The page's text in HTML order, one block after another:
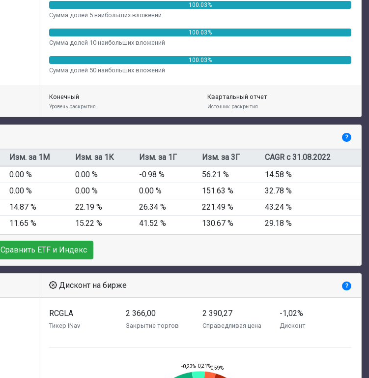
100.03%
Сумма долей 5 наибольших вложений
100.03%
Сумма долей 10 наибольших вложений
100.03%
Сумма долей 50 наибольших вложений
Конечный
Уровень раскрытия
Квартальный отчет
Источник раскрытия
?
Изм. за 1M Изм. за 1К Изм. за 1Г Изм. за 3Г
CAGR с 31.08.2022
0.00 % 0.00 % -0.98 % 56.21 %
14.58 %
0.00 % 0.00 % 0.00 % 151.63 %
32.78 %
14.87 % 22.19 % 26.34 % 221.49 %
43.24 %
11.65 % 15.22 % 41.52 % 130.67 % 29.18 %
Сравнить ETF и Индекс
Дисконт на бирже ?
RCGLA
Тикер INav
2 366,00
Закрытие торгов
2 390,27
Справедливая цена
-1,02%
Дисконт
-0,23% 0,21%0,59%